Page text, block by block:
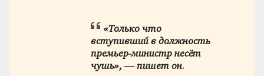
«Только что
вступивший в должность
премьер-министр несёт
чушь», — пишет он.